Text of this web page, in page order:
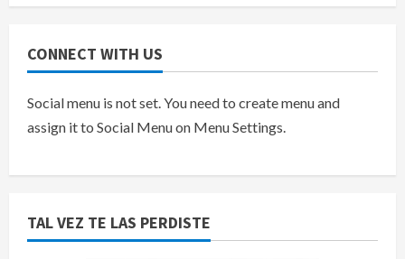
CONNECT WITH US
Social menu is not set. You need to create menu and
assign it to Social Menu on Menu Settings.
TAL VEZ TE LAS PERDISTE